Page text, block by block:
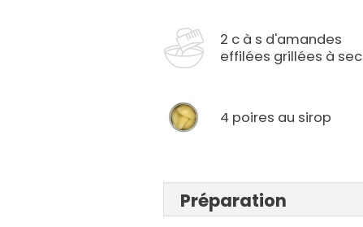
2 c à s d'amandes
effilées grillées à sec
4 poires au sirop
Préparation